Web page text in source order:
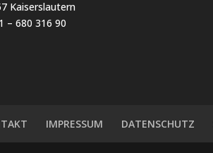
Kaiserslautern
– 680 316 90
IMPRESSUM DATENSCHUTZ